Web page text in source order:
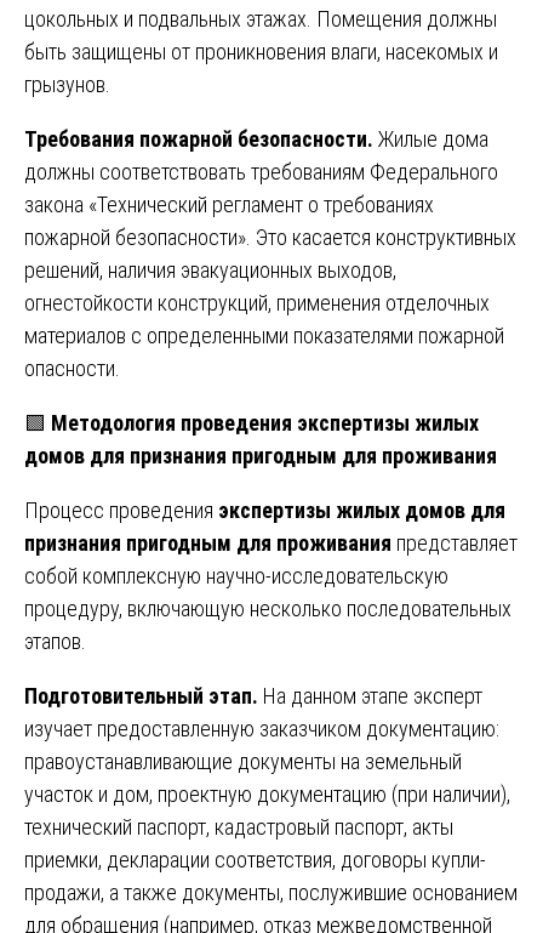
цокольных и подвальных этажах. Помещения должны
быть защищены от проникновения влаги, насекомых и
грызунов.
Требования пожарной безопасности. Жилые дома
должны соответствовать требованиям Федерального
закона «Технический регламент о требованиях
пожарной безопасности». Это касается конструктивных
решений, наличия эвакуационных выходов,
огнестойкости конструкций, применения отделочных
материалов с определенными показателями пожарной
опасности.
🟩 Методология проведения экспертизы жилых
домов для признания пригодным для проживания
Процесс проведения экспертизы жилых домов для
признания пригодным для проживания представляет
собой комплексную научно-исследовательскую
процедуру, включающую несколько последовательных
этапов.
Подготовительный этап. На данном этапе эксперт
изучает предоставленную заказчиком документацию:
правоустанавливающие документы на земельный
участок и дом, проектную документацию (при наличии),
технический паспорт, кадастровый паспорт, акты
приемки, декларации соответствия, договоры купли-
продажи, а также документы, послужившие основанием
для обращения (например, отказ межведомственной